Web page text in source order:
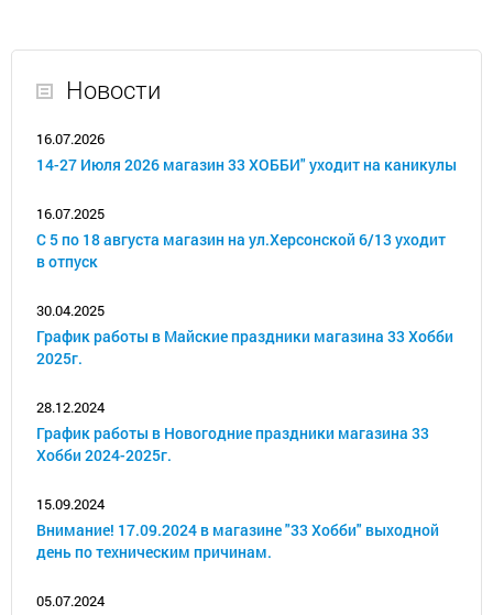
Новости
16.07.2026
14-27 Июля 2026 магазин 33 ХОББИ" уходит на каникулы
16.07.2025
С 5 по 18 августа магазин на ул.Херсонской 6/13 уходит
в отпуск
30.04.2025
График работы в Майские праздники магазина 33 Хобби
2025г.
28.12.2024
График работы в Новогодние праздники магазина 33
Хобби 2024-2025г.
15.09.2024
Внимание! 17.09.2024 в магазине "33 Хобби" выходной
день по техническим причинам.
05.07.2024